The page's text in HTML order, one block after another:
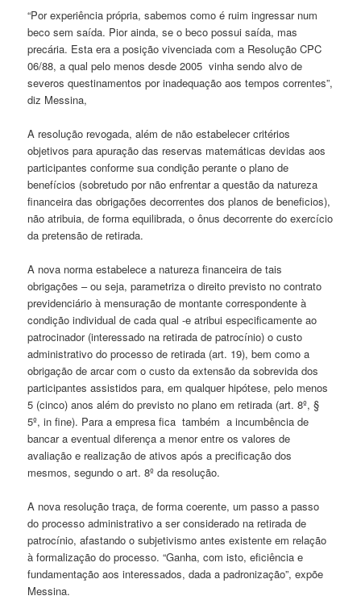
“Por experiência própria, sabemos como é ruim ingressar num
beco sem saída. Pior ainda, se o beco possui saída, mas
precária. Esta era a posição vivenciada com a Resolução CPC
06/88, a qual pelo menos desde 2005 vinha sendo alvo de
severos questinamentos por inadequação aos tempos correntes”,
diz Messina,
A resolução revogada, além de não estabelecer critérios
objetivos para apuração das reservas matemáticas devidas aos
participantes conforme sua condição perante o plano de
benefícios (sobretudo por não enfrentar a questão da natureza
financeira das obrigações decorrentes dos planos de beneficios),
não atribuia, de forma equilibrada, o ônus decorrente do exercício
da pretensão de retirada.
A nova norma estabelece a natureza financeira de tais
obrigações – ou seja, parametriza o direito previsto no contrato
previdenciário à mensuração de montante correspondente à
condição individual de cada qual -e atribui especificamente ao
patrocinador (interessado na retirada de patrocínio) o custo
administrativo do processo de retirada (art. 19), bem como a
obrigação de arcar com o custo da extensão da sobrevida dos
participantes assistidos para, em qualquer hipótese, pelo menos
5 (cinco) anos além do previsto no plano em retirada (art. 8º, §
5º, in fine). Para a empresa fica também a incumbência de
bancar a eventual diferença a menor entre os valores de
avaliação e realização de ativos após a precificação dos
mesmos, segundo o art. 8º da resolução.
A nova resolução traça, de forma coerente, um passo a passo
do processo administrativo a ser considerado na retirada de
patrocínio, afastando o subjetivismo antes existente em relação
à formalização do processo. “Ganha, com isto, eficiência e
fundamentação aos interessados, dada a padronização”, expõe
Messina.